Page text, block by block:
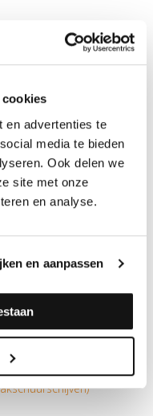
en advertenties te
media te bieden
Ook delen we
site met onze
en analyse.
en aanpassen
standaard mee geleverd
komvlakschijven)
komvlakschijven)